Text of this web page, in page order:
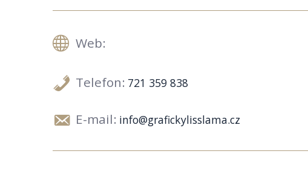
Web:
Telefon: 721 359 838
E-mail: info@grafickylisslama.cz